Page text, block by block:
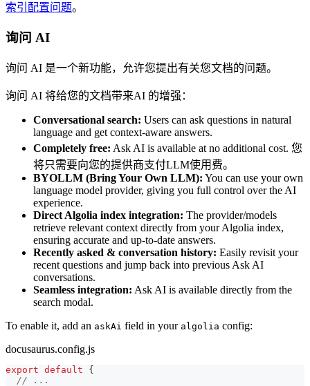
索引配置问题。
询问 AI
询问 AI 是一个新功能，允许您提出有关您文档的问题。
询问 AI 将给您的文档带来AI 的增强：
Conversational search: Users can ask questions in natural
language and get context-aware answers.
Completely free: Ask AI is available at no additional cost. 您
将只需要向您的提供商支付LLM使用费。
BYOLLM (Bring Your Own LLM): You can use your own
language model provider, giving you full control over the AI
experience.
Direct Algolia index integration: The provider/models
retrieve relevant context directly from your Algolia index,
ensuring accurate and up-to-date answers.
Recently asked & conversation history: Easily revisit your
recent questions and jump back into previous Ask AI
conversations.
Seamless integration: Ask AI is available directly from the
search modal.
To enable it, add an askAi field in your algolia config:
docusaurus.config.js
export default
{
// ...